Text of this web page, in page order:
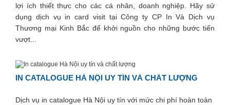
lợi ích thiết thực cho các cá nhân, doanh nghiệp. Hãy sử
dụng dịch vụ in card visit tại Công ty CP In Và Dịch vụ
Thương mại Kinh Bắc để khởi nguồn cho những bước tiến
vượt...
IN CATALOGUE HÀ NỘI UY TÍN VÀ CHẤT LƯỢNG
Dịch vụ in catalogue Hà Nội uy tín với mức chi phí hoàn toàn